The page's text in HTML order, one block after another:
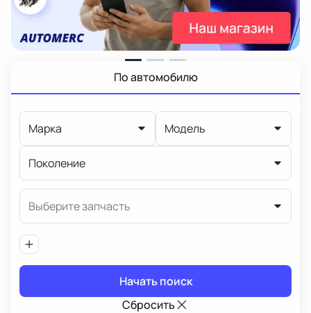
По автомобилю
Марка Модель
Поколение
Выберите запчасть
Начать поиск
Сбросить